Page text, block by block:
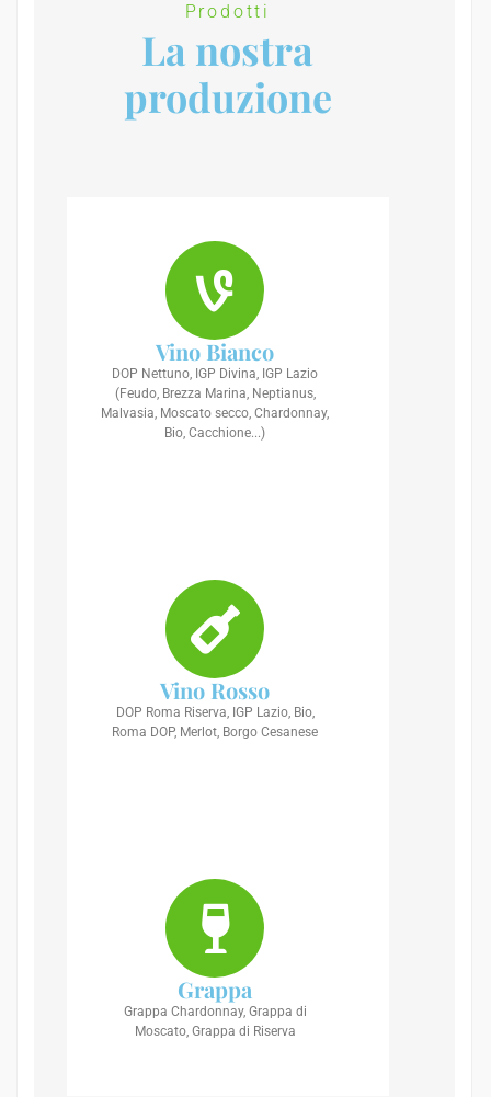
Prodotti
La nostra
produzione
Vino Bianco
DOP Nettuno, IGP Divina, IGP Lazio
(Feudo, Brezza Marina, Neptianus,
Malvasia, Moscato secco, Chardonnay,
Bio, Cacchione...)
Vino Rosso
DOP Roma Riserva, IGP Lazio, Bio,
Roma DOP, Merlot, Borgo Cesanese
Grappa
Grappa Chardonnay, Grappa di
Moscato, Grappa di Riserva